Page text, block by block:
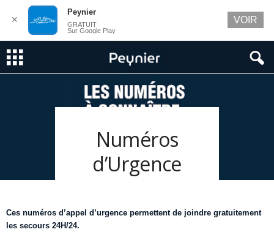
Numéros
d’Urgence
Ces numéros d’appel d’urgence permettent de joindre gratuitement
les secours 24H/24.
✕
Peynier
GRATUIT
Sur Google Play
VOIR